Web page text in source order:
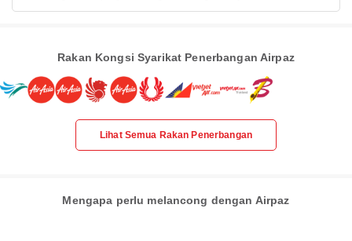
Rakan Kongsi Syarikat Penerbangan Airpaz
Lihat Semua Rakan Penerbangan
Mengapa perlu melancong dengan Airpaz